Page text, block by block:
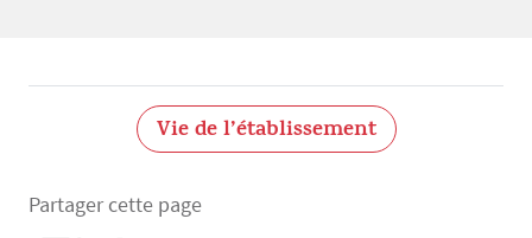
Vie de l’établissement
Partager cette page